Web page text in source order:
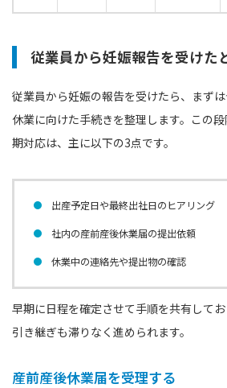
従業員から妊娠報告を受けた
従業員から妊娠の報告を受けたら、まず
休業に向けた手続きを整理します。この
期対応は、主に以下の3点です。
出産予定日や最終出社日のヒアリング
社内の産前産後休業届の提出依頼
休業中の連絡先や提出物の確認
早期に日程を確定させて手順を共有して
引き継ぎも滞りなく進められます。
産前産後休業届を受理する